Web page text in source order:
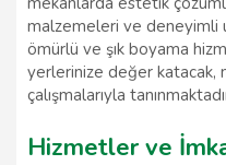
malzemeleri ve deneyimli
ömürlü ve şık boyama
yerlerinize değer katacak,
çalışmalarıyla
Hizmetler ve